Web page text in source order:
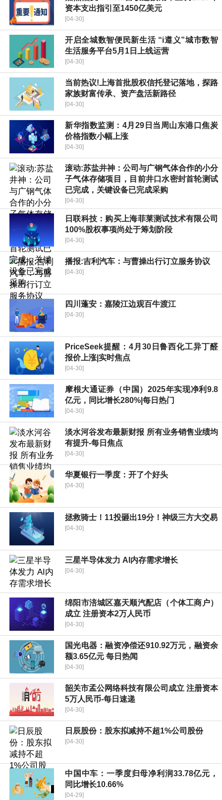
资本支出指引至1450亿美元
[04-30]
开启全城数智便民新生活 “i遵义”城市数智
生活服务平台5月1日上线运营
[04-30]
当前热议!上海首批股权信托登记落地，探路
家族财富传承、资产盘活新路径
[04-30]
新华指数监测：4月29日当周山东港口焦炭
价格指数小幅上涨
[04-30]
滚动:苏盐井神：公司与广钢气体合作的小分
子气体存储项目，目前井口水密封首轮测试
已完成，关键设备已完成采购
[04-30]
日联科技：购买上海菲莱测试技术有限公司
100%股权事项尚处于筹划阶段
[04-30]
播报:吉利汽车：与曹操出行订立服务协议
[04-30]
四川蓬安：嘉陵江边观百牛渡江
[04-30]
PriceSeek提醒：4月30日鲁西化工异丁醛
报价上涨|实时焦点
[04-30]
摩根大通证券（中国）2025年实现净利9.8
亿元，同比增长280%|每日热门
[04-30]
淡水河谷发布最新财报 所有业务销售业绩均
有提升-每日焦点
[04-30]
华夏银行一季度：开了个好头
[04-30]
拯救骑士！11投砸出19分！神级三方大交易
[04-30]
三星半导体发力 AI内存需求增长
[04-30]
绵阳市涪城区嘉天顺汽配店（个体工商户）
成立 注册资本2万人民币
[04-30]
国光电器：融资净偿还910.92万元，融资余
额3.65亿元 每日热闻
[04-30]
韶关市孟公网络科技有限公司成立 注册资本
5万人民币-每日速递
[04-30]
日辰股份：股东拟减持不超1%公司股份
[04-30]
中国中车：一季度归母净利润33.78亿元，
同比增长10.66%
[04-29]